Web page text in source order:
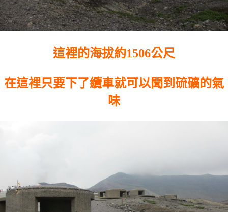
這裡的海拔約1506公尺
在這裡只要下了纜車就可以聞到硫礦的氣
味